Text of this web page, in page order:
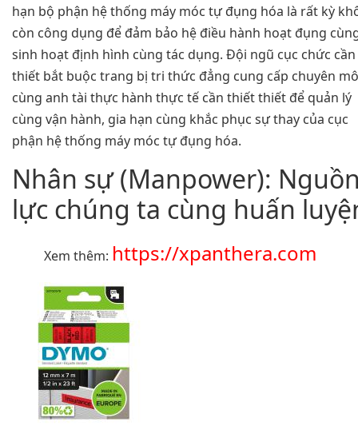
hạn bộ phận hệ thống máy móc tự đụng hóa là rất kỳ
còn công dụng để đảm bảo hệ điều hành hoạt đụng
sinh hoạt định hình cùng tác dụng. Đội ngũ cục chức cần
thiết bắt buộc trang bị tri thức đẳng cung cấp chuyên
cùng anh tài thực hành thực tế cần thiết thiết để quản lý
cùng vận hành, gia hạn cùng khắc phục sự thay của cục
phận hệ thống máy móc tự đụng hóa.
Nhân sự (Manpower):
lực chúng ta cùng huấn
Xem thêm: https://xpanthera.com